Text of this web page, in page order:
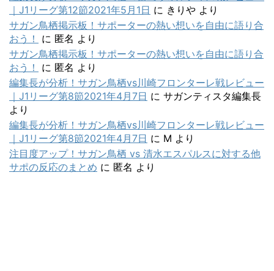
｜J1リーグ第12節2021年5月1日 に きりや より
サガン鳥栖掲示板！サポーターの熱い想いを自由に語り合
おう！
に 匿名 より
サガン鳥栖掲示板！サポーターの熱い想いを自由に語り合
おう！
に 匿名 より
編集長が分析！サガン鳥栖vs川崎フロンターレ戦レビュー
｜J1リーグ第8節2021年4月7日 に サガンティスタ編集長
より
編集長が分析！サガン鳥栖vs川崎フロンターレ戦レビュー
｜J1リーグ第8節2021年4月7日 に M より
注目度アップ！サガン鳥栖 vs 清水エスパルスに対する他
サポの反応のまとめ に 匿名 より